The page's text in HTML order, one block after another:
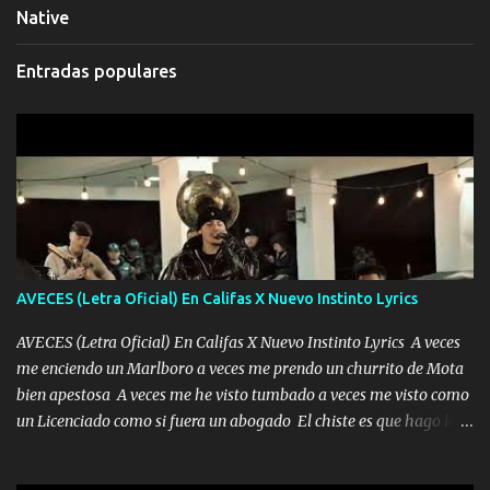
Native
Entradas populares
AVECES (Letra Oficial) En Califas X Nuevo Instinto Lyrics
AVECES (Letra Oficial) En Califas X Nuevo Instinto Lyrics A veces
me enciendo un Marlboro a veces me prendo un churrito de Mota
bien apestosa A veces me he visto tumbado a veces me visto como
un Licenciado como si fuera un abogado El chiste es que hago lo